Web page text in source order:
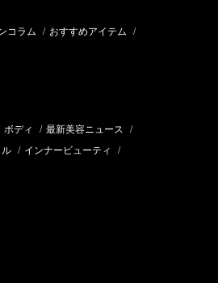
コラム / おすすめアイテム /
ボディ / 最新美容ニュース /
ル / インナービューティ /